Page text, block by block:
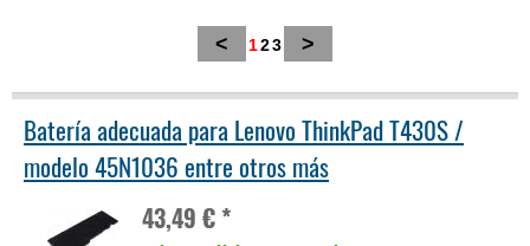
< 123 >
Batería adecuada para Lenovo ThinkPad T430S /
modelo 45N1036 entre otros más
43,49 € *